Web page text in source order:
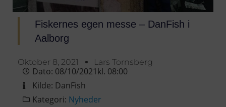
Fiskernes egen messe – DanFish i
Aalborg
Oktober 8, 2021 Lars Tornsberg
Dato: 08/10/2021kl. 08:00
Kilde: DanFish
Kategori: Nyheder